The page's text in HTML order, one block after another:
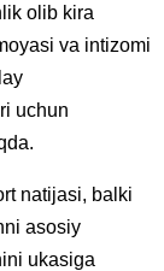
olib kira
va intizomi
uchun
natijasi, balki
asosiy
ukasiga